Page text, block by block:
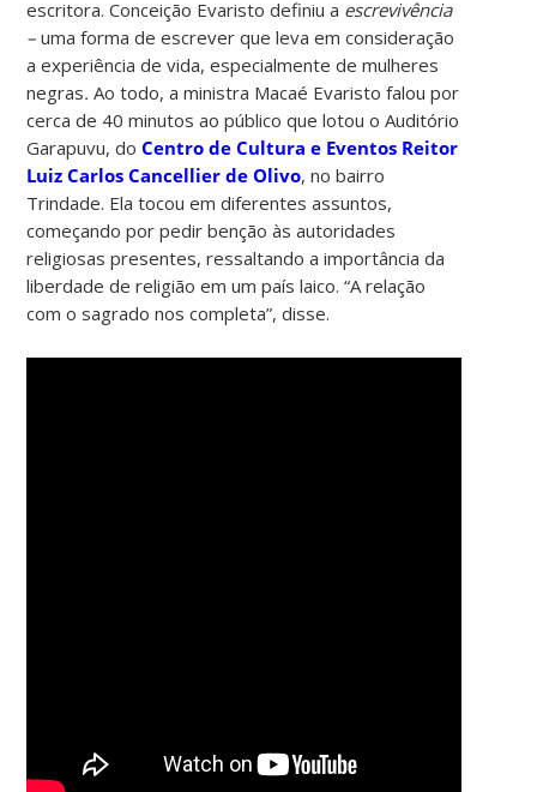
escritora. Conceição Evaristo definiu a escrevivência
–uma forma de escrever que leva em consideração
a experiência de vida, especialmente de mulheres
negras.Ao todo, a ministra Macaé Evaristo falou por
cerca de 40 minutos ao público que lotou o Auditório
Garapuvu, doCentro de Cultura e Eventos Reitor
Luiz Carlos Cancellier de Olivo, no bairro
Trindade. Ela tocou em diferentes assuntos,
começando por pedir benção às autoridades
religiosas presentes, ressaltando a importância da
liberdade de religião em um país laico. “A relação
com o sagrado nos completa”, disse.